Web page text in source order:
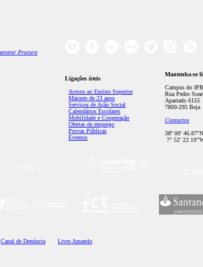
Ligações úteis
Acesso ao Ensino Superior
Maiores de 23 anos
Serviços de Ação Social
Calendários Escolares
Mobilidade e Cooperação
Ofertas de emprego
Provas Públicas
Eventos
Mantenha-se
Campus do
Rua Pedro
Apartado 6155
7800-295 Beja
Contactos
38º 00' 46.87''N
7° 52'
Canal de Denúncia Livro Amarelo